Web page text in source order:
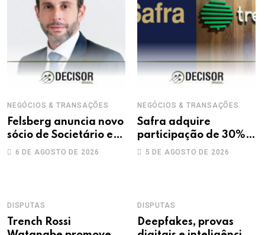
NEGÓCIOS & TRANSAÇÕES
Felsberg anuncia novo
sócio de Societário e
M&A
6 DE AGOSTO DE 2026
NEGÓCIOS & TRANSAÇÕES
Safra adquire
participação de 30%
na Treecorp
5 DE AGOSTO DE 2026
DISPUTAS
Trench Rossi
DISPUTAS
Deepfakes, provas